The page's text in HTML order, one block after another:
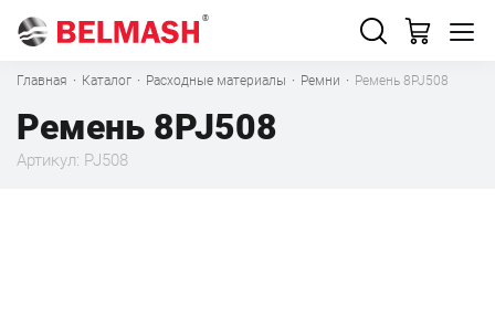
Главная · Каталог · Расходные материалы · Ремни · Ремень 8PJ508
Ремень 8PJ508
Артикул: PJ508